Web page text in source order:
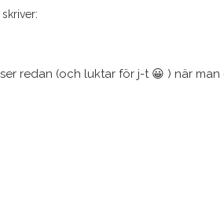
skriver:
redan (och luktar för j-t 😀 ) när